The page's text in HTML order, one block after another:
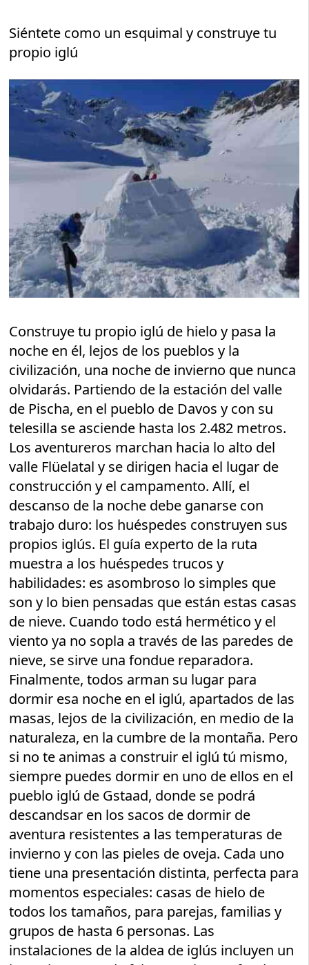
Siéntete como un esquimal y construye tu
propio iglú
Construye tu propio iglú de hielo y pasa la
noche en él, lejos de los pueblos y la
civilización, una noche de invierno que nunca
olvidarás. Partiendo de la estación del valle
de Pischa, en el pueblo de Davos y con su
telesilla se asciende hasta los 2.482 metros.
Los aventureros marchan hacia lo alto del
valle Flüelatal y se dirigen hacia el lugar de
construcción y el campamento. Allí, el
descanso de la noche debe ganarse con
trabajo duro: los huéspedes construyen sus
propios iglús. El guía experto de la ruta
muestra a los huéspedes trucos y
habilidades: es asombroso lo simples que
son y lo bien pensadas que están estas casas
de nieve. Cuando todo está hermético y el
viento ya no sopla a través de las paredes de
nieve, se sirve una fondue reparadora.
Finalmente, todos arman su lugar para
dormir esa noche en el iglú, apartados de las
masas, lejos de la civilización, en medio de la
naturaleza, en la cumbre de la montaña. Pero
si no te animas a construir el iglú tú mismo,
siempre puedes dormir en uno de ellos en el
pueblo iglú de Gstaad, donde se podrá
descandsar en los sacos de dormir de
aventura resistentes a las temperaturas de
invierno y con las pieles de oveja. Cada uno
tiene una presentación distinta, perfecta para
momentos especiales: casas de hielo de
todos los tamaños, para parejas, familias y
grupos de hasta 6 personas. Las
instalaciones de la aldea de iglús incluyen un